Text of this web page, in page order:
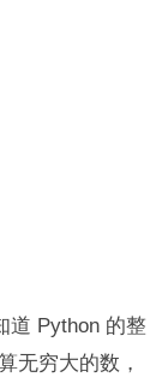
道 Python 的整
无穷大的数，